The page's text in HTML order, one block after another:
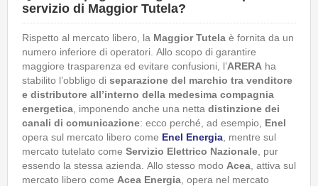
servizio di Maggior Tutela?
Rispetto al mercato libero, la Maggior Tutela è fornita da un
numero inferiore di operatori. Allo scopo di garantire
maggiore trasparenza ed evitare confusioni, l’ARERA ha
stabilito l’obbligo di separazione del marchio tra venditore
e distributore all’interno della medesima compagnia
energetica , imponendo anche una netta distinzione dei
canali di comunicazione: ecco perché, ad esempio, Enel
opera sul mercato libero come Enel Energia , mentre sul
mercato tutelato come Servizio Elettrico Nazionale , pur
essendo la stessa azienda. Allo stesso modo Acea , attiva sul
mercato libero come Acea Energia , opera nel mercato